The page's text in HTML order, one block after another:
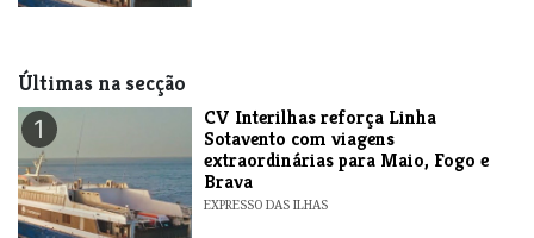
Últimas na secção
1
​CV Interilhas reforça Linha
Sotavento com viagens
extraordinárias para Maio, Fogo e
Brava
EXPRESSO DAS ILHAS